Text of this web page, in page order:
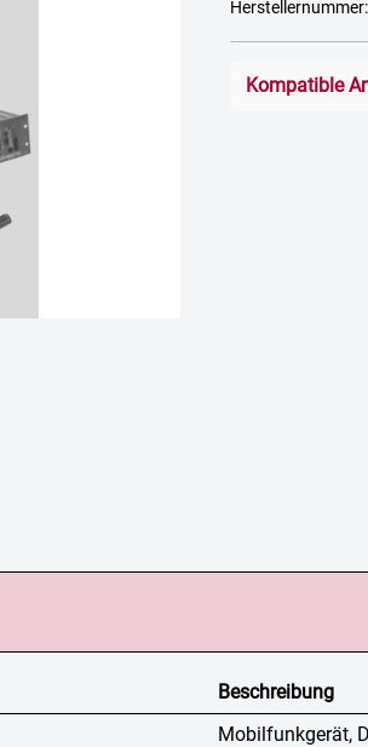
Kompatible
Beschreibung
Mobilfunkgerät,